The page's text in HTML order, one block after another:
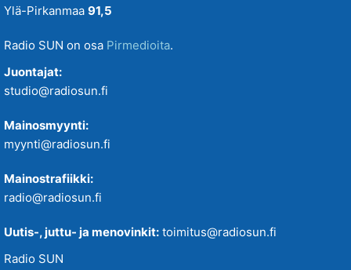
Ylä-Pirkanmaa 91,5
Radio SUN on osa Pirmedioita.
Juontajat:
studio@radiosun.fi
Mainosmyynti:
myynti@radiosun.fi
Mainostrafiikki:
radio@radiosun.fi
Uutis-, juttu- ja menovinkit: toimitus@radiosun.fi
Radio SUN